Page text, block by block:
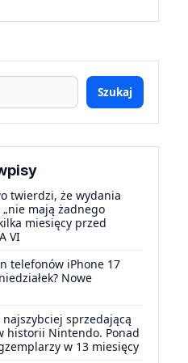
Szukaj
twierdzi, że wydania
mają żadnego
miesięcy przed
VI
telefonów iPhone 17
Nowe
sprzedającą
historii Nintendo. Ponad
w 13 miesięcy